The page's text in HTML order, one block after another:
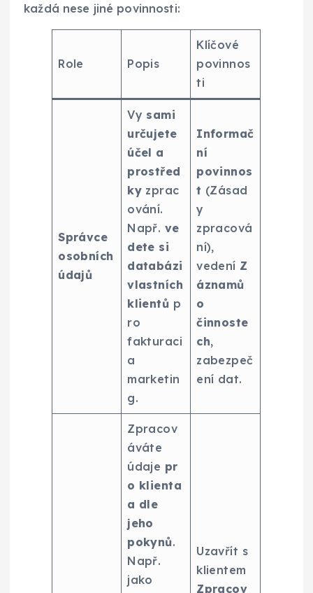
každá nese jiné povinnosti:
Role Popis
Klíčové
povinnos
ti
Správce
osobních
údajů
Vy sami
určujete
účel a
prostřed
kyzprac
ování.
Např. ve
dete si
databázi
vlastních
klientů p
ro
fakturaci
a
marketin
g.
Informač
ní
povinnos
t (Zásad
y
zpracová
ní),
vedení Z
áznamů
o
činnoste
ch,
zabezpeč
ení dat.
Zpracov
áváte
údaje pr
o klienta
a dle
jeho
pokynů.
Např.
jako
Uzavřít s
klientem
Zpracov